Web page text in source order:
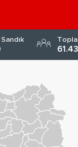
PARTILER